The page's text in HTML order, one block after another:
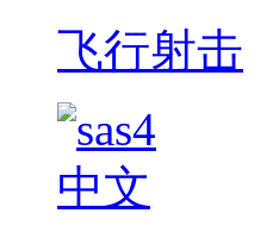
飞行射击